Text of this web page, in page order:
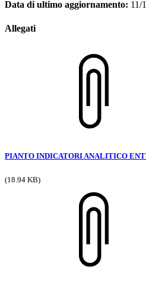
Data di ultimo aggiornamento: 11/
Allegati
PIANTO INDICATORI ANALITICO
(18.94 KB)